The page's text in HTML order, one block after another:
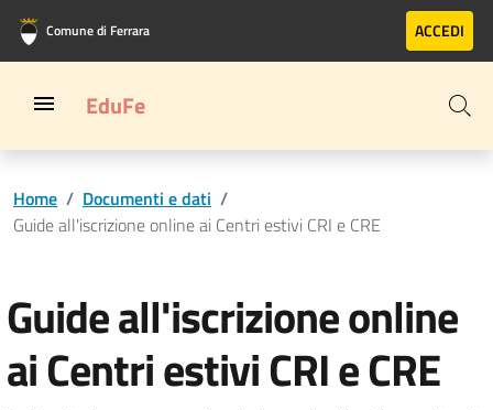
Vai al contenuto principale
Vai al footer
Comune di Ferrara ACCEDI
EduFe
Home / Documenti e dati /
Guide all'iscrizione online ai Centri estivi CRI e CRE
Guide all'iscrizione online
ai Centri estivi CRI e CRE